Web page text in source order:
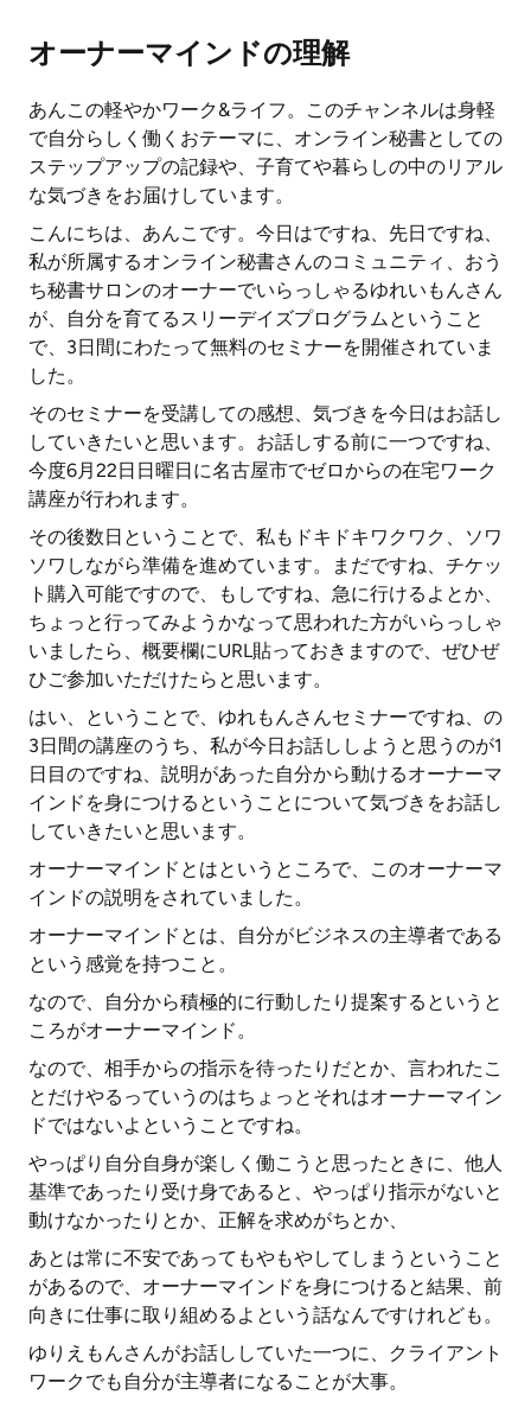
オーナーマインドの理解
あんこの軽やかワーク&ライフ。このチャンネルは身軽
で自分らしく働くおテーマに、オンライン秘書としての
ステップアップの記録や、子育てや暮らしの中のリアル
な気づきをお届けしています。
こんにちは、あんこです。今日はですね、先日ですね、
私が所属するオンライン秘書さんのコミュニティ、おう
ち秘書サロンのオーナーでいらっしゃるゆれいもんさん
が、自分を育てるスリーデイズプログラムということ
で、3日間にわたって無料のセミナーを開催されていま
した。
そのセミナーを受講しての感想、気づきを今日はお話し
していきたいと思います。お話しする前に一つですね、
今度6月22日日曜日に名古屋市でゼロからの在宅ワーク
講座が行われます。
その後数日ということで、私もドキドキワクワク、ソワ
ソワしながら準備を進めています。まだですね、チケッ
ト購入可能ですので、もしですね、急に行けるよとか、
ちょっと行ってみようかなって思われた方がいらっしゃ
いましたら、概要欄にURL貼っておきますので、ぜひぜ
ひご参加いただけたらと思います。
はい、ということで、ゆれもんさんセミナーですね、の
3日間の講座のうち、私が今日お話ししようと思うのが1
日目のですね、説明があった自分から動けるオーナーマ
インドを身につけるということについて気づきをお話し
していきたいと思います。
オーナーマインドとはというところで、このオーナーマ
インドの説明をされていました。
オーナーマインドとは、自分がビジネスの主導者である
という感覚を持つこと。
なので、自分から積極的に行動したり提案するというと
ころがオーナーマインド。
なので、相手からの指示を待ったりだとか、言われたこ
とだけやるっていうのはちょっとそれはオーナーマイン
ドではないよということですね。
やっぱり自分自身が楽しく働こうと思ったときに、他人
基準であったり受け身であると、やっぱり指示がないと
動けなかったりとか、正解を求めがちとか、
あとは常に不安であってもやもやしてしまうということ
があるので、オーナーマインドを身につけると結果、前
向きに仕事に取り組めるよという話なんですけれども。
ゆりえもんさんがお話ししていた一つに、クライアント
ワークでも自分が主導者になることが大事。